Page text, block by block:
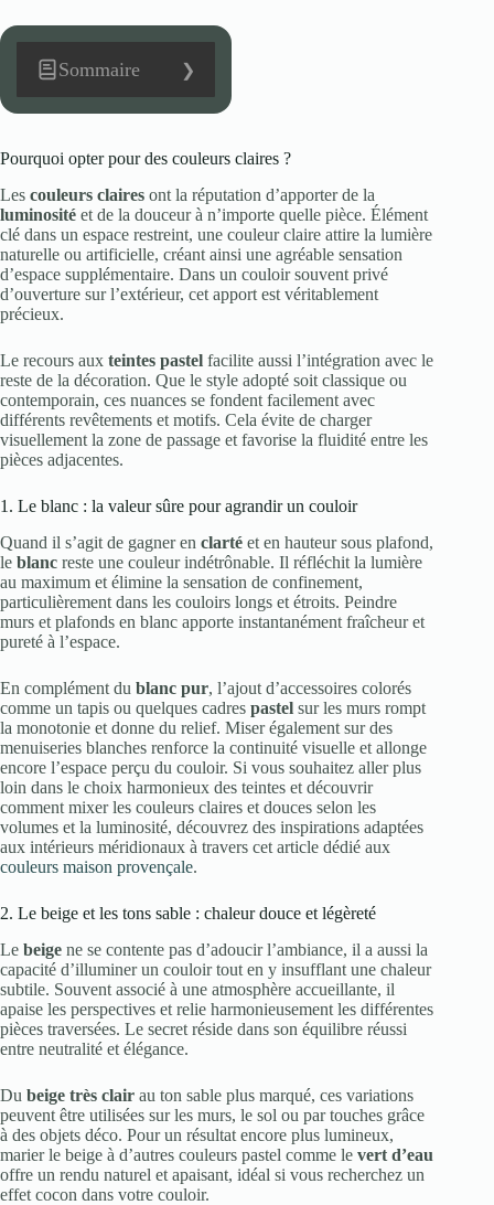
Sommaire
Pourquoi opter pour des couleurs claires ?
Les couleurs claires ont la réputation d’apporter de la
luminosité et de la douceur à n’importe quelle pièce. Élément
clé dans un espace restreint, une couleur claire attire la lumière
naturelle ou artificielle, créant ainsi une agréable sensation
d’espace supplémentaire. Dans un couloir souvent privé
d’ouverture sur l’extérieur, cet apport est véritablement
précieux.
Le recours aux teintes pastel facilite aussi l’intégration avec le
reste de la décoration. Que le style adopté soit classique ou
contemporain, ces nuances se fondent facilement avec
différents revêtements et motifs. Cela évite de charger
visuellement la zone de passage et favorise la fluidité entre les
pièces adjacentes.
1. Le blanc : la valeur sûre pour agrandir un couloir
Quand il s’agit de gagner en clarté et en hauteur sous plafond,
le blanc reste une couleur indétrônable. Il réfléchit la lumière
au maximum et élimine la sensation de confinement,
particulièrement dans les couloirs longs et étroits. Peindre
murs et plafonds en blanc apporte instantanément fraîcheur et
pureté à l’espace.
En complément du blanc pur, l’ajout d’accessoires colorés
comme un tapis ou quelques cadres pastel sur les murs rompt
la monotonie et donne du relief. Miser également sur des
menuiseries blanches renforce la continuité visuelle et allonge
encore l’espace perçu du couloir. Si vous souhaitez aller plus
loin dans le choix harmonieux des teintes et découvrir
comment mixer les couleurs claires et douces selon les
volumes et la luminosité, découvrez des inspirations adaptées
aux intérieurs méridionaux à travers cet article dédié aux
couleurs maison provençale.
2. Le beige et les tons sable : chaleur douce et légèreté
Le beige ne se contente pas d’adoucir l’ambiance, il a aussi la
capacité d’illuminer un couloir tout en y insufflant une chaleur
subtile. Souvent associé à une atmosphère accueillante, il
apaise les perspectives et relie harmonieusement les différentes
pièces traversées. Le secret réside dans son équilibre réussi
entre neutralité et élégance.
Du beige très clair au ton sable plus marqué, ces variations
peuvent être utilisées sur les murs, le sol ou par touches grâce
à des objets déco. Pour un résultat encore plus lumineux,
marier le beige à d’autres couleurs pastel comme le vert d’eau
offre un rendu naturel et apaisant, idéal si vous recherchez un
effet cocon dans votre couloir.